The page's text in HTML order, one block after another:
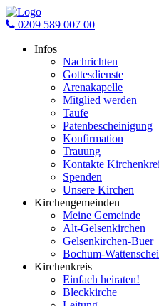
0209 589 007 00
Infos
Nachrichten
Gottesdienste
Arenakapelle
Mitglied werden
Taufe
Patenbescheinigung
Konfirmation
Trauung
Kontakte
Spenden
Unsere Kirchen
Kirchengemeinden
Meine Gemeinde
Alt-Gelsenkirchen
Gelsenkirchen-Buer
Bochum-
Kirchenkreis
Einfach heiraten!
Bleckkirche